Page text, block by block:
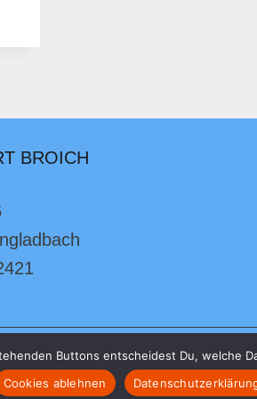
BROICH
Sommer-Grundschule
Buttons entscheidest Du, welche
Cookies ablehnen